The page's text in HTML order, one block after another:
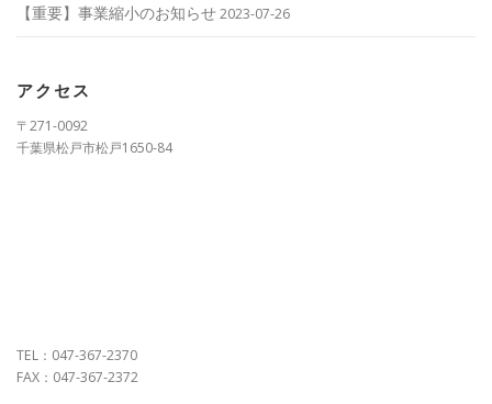
【重要】事業縮小のお知らせ2023-07-26
アクセス
〒271-0092
千葉県松戸市松戸1650-84
TEL：047-367-2370
FAX：047-367-2372